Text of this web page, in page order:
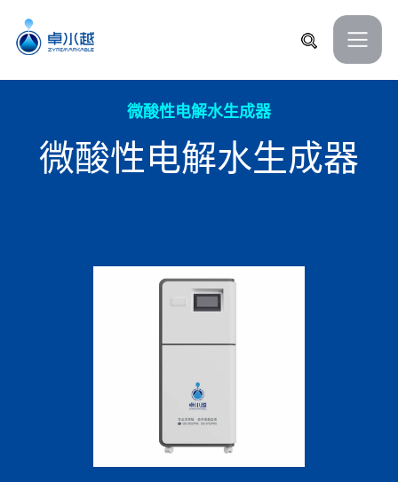
微酸性电解水生成器
微酸性电解水生成器